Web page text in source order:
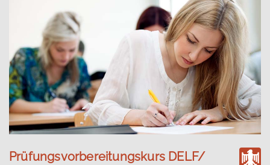
Prüfungsvorbereitungskurs DELF/